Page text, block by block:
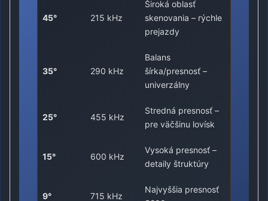
45° 215 kHz
Široká oblasť
skenovania – rýchle
prejazdy
35° 290 kHz
Balans
šírka/presnosť –
univerzálny
25° 455 kHz
Stredná presnosť –
pre väčšinu lovísk
15° 600 kHz
Vysoká presnosť –
detaily štruktúry
9° 715 kHz
Najvyššia presnosť